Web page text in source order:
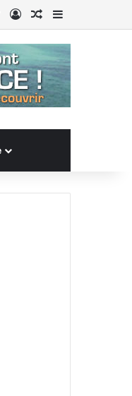
TikTokConnexion
Article Aléatoire
Sidebar